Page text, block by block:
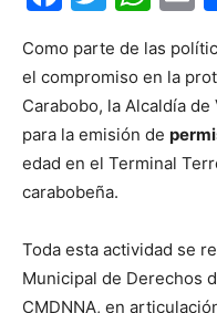
Como parte de las
el compromiso en la
Carabobo, la Alcaldía
para la emisión de
edad en el Terminal
carabobeña.
Toda esta actividad se
Municipal de Derechos
CMDNNA, en